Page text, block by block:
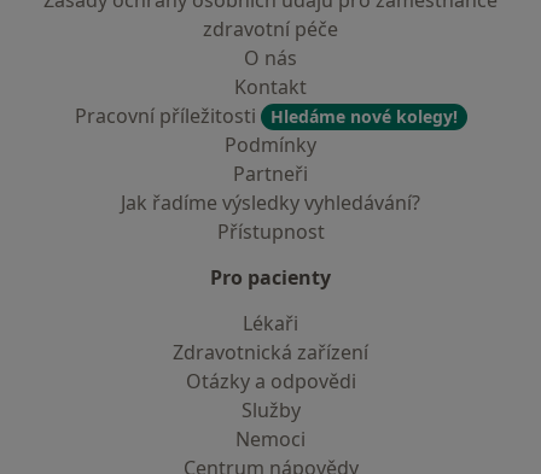
zdravotní péče
O nás
Kontakt
Pracovní příležitosti
Hledáme nové kolegy!
Podmínky
Partneři
Jak řadíme výsledky vyhledávání?
Přístupnost
Pro pacienty
Lékaři
Zdravotnická zařízení
Otázky a odpovědi
Služby
Nemoci
Centrum nápovědy